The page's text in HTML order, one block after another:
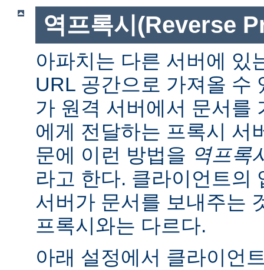
역프록시(Reverse
아파치는 다른 서버에 있
URL 공간으로 가져올 수
가 원격 서버에서 문서를
에게 전달하는 프록시 서
문에 이런 방법을 역프록
라고 한다. 클라이언트의
서버가 문서를 보내주는
프록시와는 다르다.
아래 설정에서 클라이언